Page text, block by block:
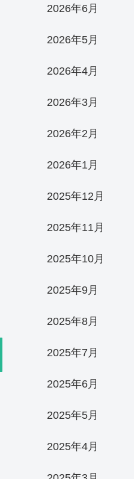
2026年6月
2026年5月
2026年4月
2026年3月
2026年2月
2026年1月
2025年12月
2025年11月
2025年10月
2025年9月
2025年8月
2025年7月
2025年6月
2025年5月
2025年4月